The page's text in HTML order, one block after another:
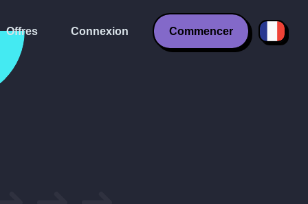
Offres Connexion Commencer